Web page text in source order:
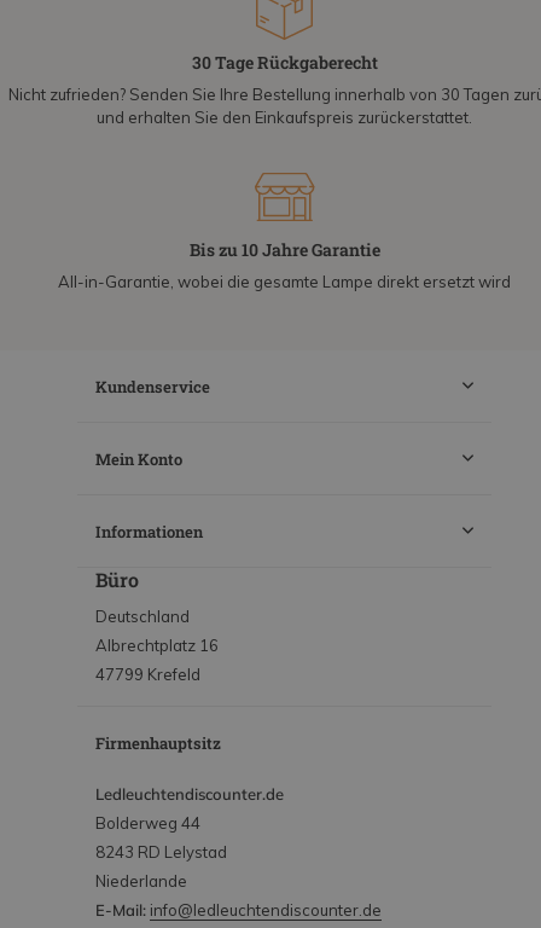
30 Tage Rückgaberecht
Nicht zufrieden? Senden Sie Ihre Bestellung innerhalb von 30 Tagen
und erhalten Sie den Einkaufspreis zurückerstattet.
Bis zu 10 Jahre Garantie
All-in-Garantie, wobei die gesamte Lampe direkt ersetzt wird
Kundenservice
Mein Konto
Informationen
Büro
Deutschland
Albrechtplatz 16
47799 Krefeld
Firmenhauptsitz
Ledleuchtendiscounter.de
Bolderweg 44
8243 RD Lelystad
Niederlande
E-Mail: info@ledleuchtendiscounter.de